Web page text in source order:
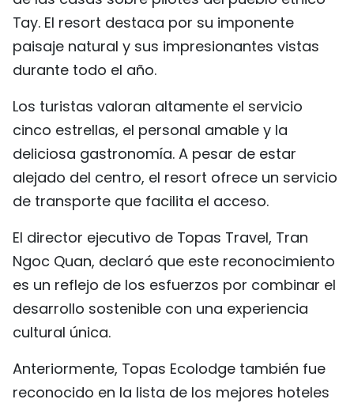
Tay. El resort destaca por su imponente
paisaje natural y sus impresionantes vistas
durante todo el año.
Los turistas valoran altamente el servicio
cinco estrellas, el personal amable y la
deliciosa gastronomía. A pesar de estar
alejado del centro, el resort ofrece un servicio
de transporte que facilita el acceso.
El director ejecutivo de Topas Travel, Tran
Ngoc Quan, declaró que este reconocimiento
es un reflejo de los esfuerzos por combinar el
desarrollo sostenible con una experiencia
cultural única.
Anteriormente, Topas Ecolodge también fue
reconocido en la lista de los mejores hoteles